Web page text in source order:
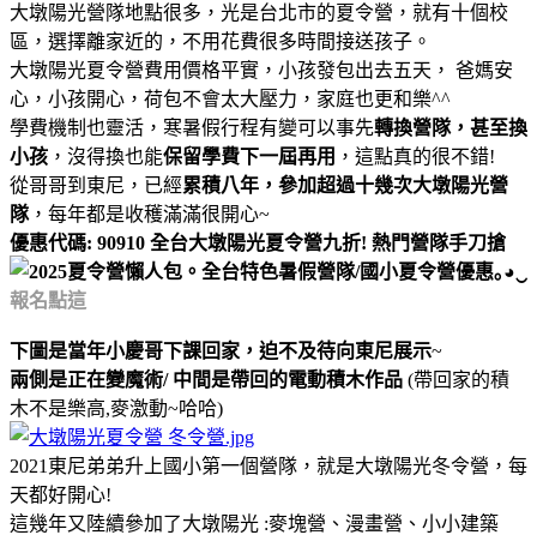
大墩陽光營隊地點很多，光是台北市的夏令營，就有十個校
區，選擇離家近的，不用花費很多時間接送孩子。
大墩陽光夏令營費用價格平實，小孩發包出去五天， 爸媽安
心，小孩開心，荷包不會太大壓力，家庭也更和樂^^
學費機制也靈活，寒暑假行程有變可以事先轉換營隊，甚至換
小孩 ，沒得換也能保留學費下一屆再用 ，這點真的很不錯!
從哥哥到東尼，已經累積八年，參加超過十幾次大墩陽光營
隊，每年都是收穫滿滿很開心~
優惠代碼: 90910 全台大墩陽光夏令營九折! 熱門營隊手刀搶
報名點這
下圖是當年小慶哥下課回家，迫不及待向東尼展示~
兩側是正在變魔術/ 中間是帶回的電動積木作品 (帶回家的積
木不是樂高,麥激動~哈哈)
2021東尼弟弟升上國小第一個營隊，就是大墩陽光冬令營，每
天都好開心!
這幾年又陸續參加了大墩陽光 :麥塊營、漫畫營、小小建築